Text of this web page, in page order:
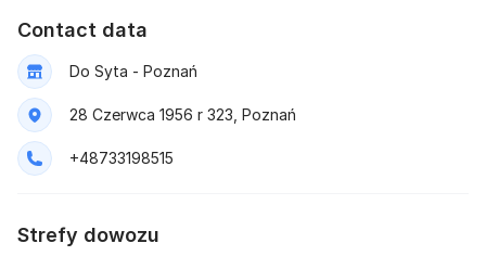
Contact data
Do Syta - Poznań
28 Czerwca 1956 r 323, Poznań
+48733198515
Strefy dowozu